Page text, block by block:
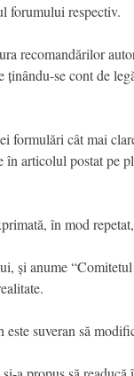
forumului respectiv.
recomandărilor
se cont de
formulări cât mai
în articolul postat
în mod
și anume
suveran să